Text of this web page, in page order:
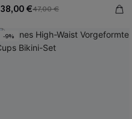
38,00 €47,00 €
-9%